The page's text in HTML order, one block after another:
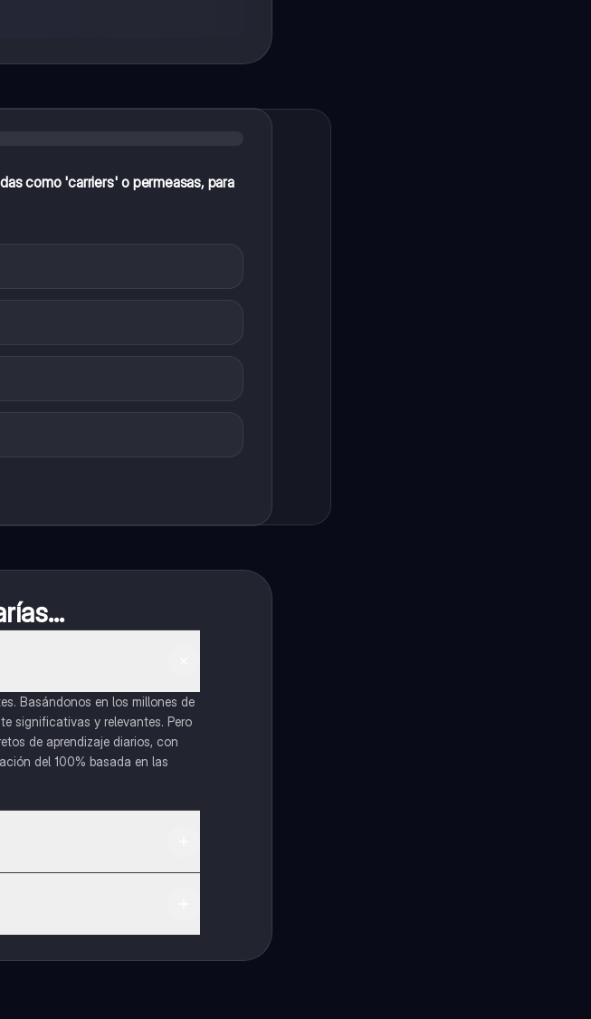
como 'carriers' o permeasas, para
Basándonos en los millones de
significativas y relevantes. Pero
de aprendizaje diarios, con
del 100% basada en las
funciones.